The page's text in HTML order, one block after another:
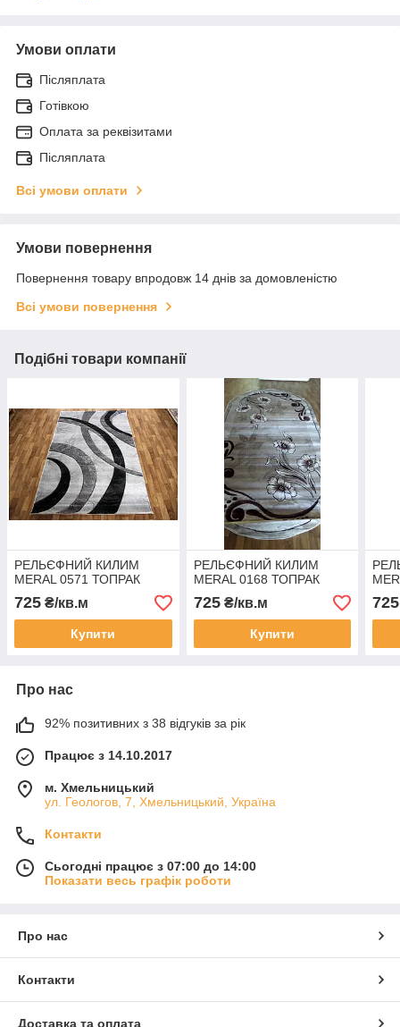
Умови оплати
Післяплата
Готівкою
Оплата за реквізитами
Післяплата
Всі умови оплати
Умови повернення
Повернення товару впродовж 14 днів за домовленістю
Всі умови повернення
Подібні товари компанії
РЕЛЬЄФНИЙ КИЛИМ
MERAL 0571 ТОПРАК
725 ₴/кв.м
Купити
РЕЛЬЄФНИЙ КИЛИМ
MERAL 0168 ТОПРАК
725₴/кв.м
Купити
725
Про нас
92% позитивних з 38 відгуків за рік
Працює з 14.10.2017
м. Хмельницький
ул. Геологов, 7, Хмельницький, Україна
Контакти
Сьогодні працює з 07:00 до 14:00
Показати весь графік роботи
Про нас
Контакти
Доставка та оплата